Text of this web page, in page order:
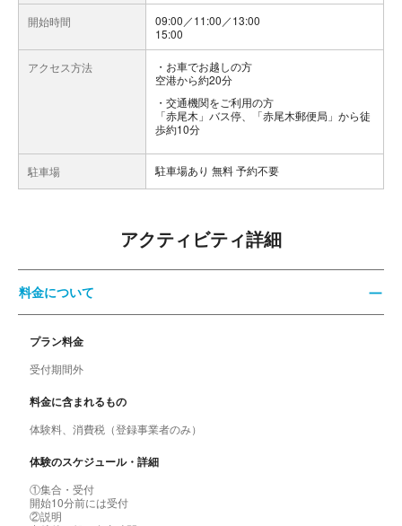
開始時間
09:00／11:00／13:00
15:00
アクセス方法
お車でお越しの方
空港から約20分
交通機関をご利用の方
「赤尾木」バス停、「赤尾木郵便局」から徒
歩約10分
駐車場 駐車場あり 無料 予約不要
アクティビティ詳細
料金について
プラン料金
受付期間外
料金に含まれるもの
体験料、消費税（登録事業者のみ）
体験のスケジュール・詳細
①集合・受付
開始10分前には受付
②説明